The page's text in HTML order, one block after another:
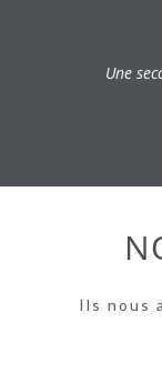
Une
Ils nous